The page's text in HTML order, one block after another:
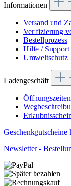
Informationen
Versand und
Verifizierung
Bestellprozess
Hilfe / Support
Umweltschutz
Ladengeschäft
Geschenkgutscheine
Newsletter -